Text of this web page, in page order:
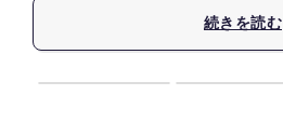
続きを読む